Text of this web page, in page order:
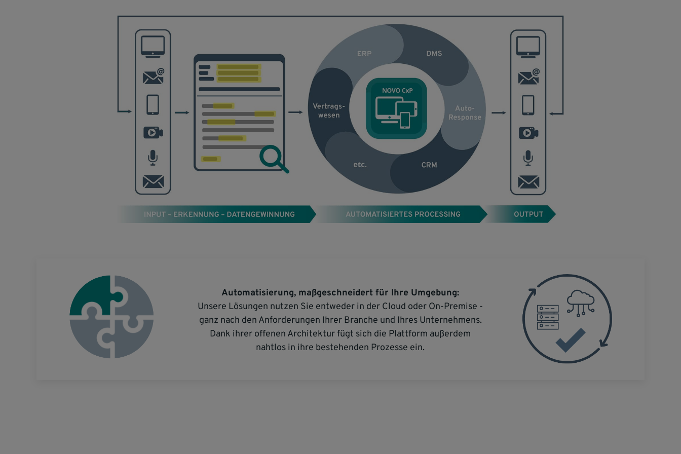
Automatisierung, maßgeschneidert für Ihre Umgebung:
Unsere Lösungen nutzen Sie entweder in der Cloud oder On-Premise -
ganz nach den Anforderungen Ihrer Branche und Ihres Unternehmens.
Dank ihrer offenen Architektur fügt sich die Plattform außerdem
nahtlos in ihre bestehenden Prozesse ein.